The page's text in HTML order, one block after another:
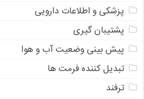
پزشکی و اطلاعات دارویی
پشتیبان گیری
پیش بینی وضعیت آب و هوا
تبدیل کننده فرمت ها
ترفند